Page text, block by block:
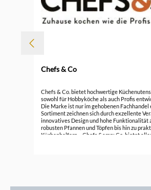
Chefs & Co
Chefs & Co. bietet hochwertige
sowohl für Hobbyköche als auch Profis
Die Marke ist nur im gehobenen Fachhandel
Sortiment zeichnen sich durch exzellente
innovatives Design und hohe Funktionalität
robusten Pfannen und Töpfen bis hin zu
Küchenhelfern – Chefs &amp; Co. bietet